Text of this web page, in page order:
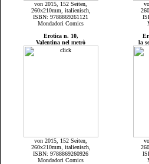
von 2015, 152 Seiten,
260x210mm, italienisch,
ISBN: 9788869261121
Mondadori Comics
Erotica n. 10,
Valentina nel metrò
la
von 2015, 152 Seiten,
260x210mm, italienisch,
ISBN: 9788869260926
Mondadori Comics